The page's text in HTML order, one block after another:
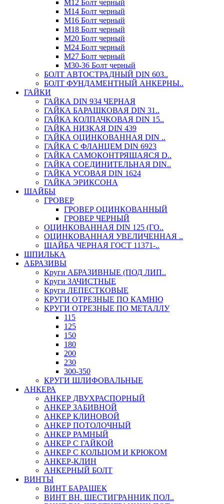
М12 Болт черный
М14 Болт черный
М16 Болт черный
М18 Болт черный
М20 Болт черный
М24 Болт черный
М27 Болт черный
М30-36 Болт черный
БОЛТ АВТОСТРАДНЫЙ DIN 603..
БОЛТ ФУНДАМЕНТНЫЙ АНКЕРНЫ..
ГАЙКИ
ГАЙКА DIN 934 ЧЕРНАЯ
ГАЙКА БАРАШКОВАЯ DIN 31..
ГАЙКА КОЛПАЧКОВАЯ DIN 15..
ГАЙКА НИЗКАЯ DIN 439
ГАЙКА ОЦИНКОВАННАЯ DIN ..
ГАЙКА С ФЛАНЦЕМ DIN 6923
ГАЙКА САМОКОНТРЯЩАЯСЯ D..
ГАЙКА СОЕДИНИТЕЛЬНАЯ DIN..
ГАЙКА УСОВАЯ DIN 1624
ГАЙКА ЭРИКСОНА
ШАЙБЫ
ГРОВЕР
ГРОВЕР ОЦИНКОВАННЫЙ
ГРОВЕР ЧЕРНЫЙ
ОЦИНКОВАННАЯ DIN 125 (ГО..
ОЦИНКОВАННАЯ УВЕЛИЧЕННАЯ ..
ШАЙБА ЧЕРНАЯ ГОСТ 11371-..
ШПИЛЬКА
АБРАЗИВЫ
Круги АБРАЗИВНЫЕ (ПОД ЛИП..
Круги ЗАЧИСТНЫЕ
Круги ЛЕПЕСТКОВЫЕ
КРУГИ ОТРЕЗНЫЕ ПО КАМНЮ
КРУГИ ОТРЕЗНЫЕ ПО МЕТАЛЛУ
115
125
150
180
200
230
300-350
КРУГИ ШЛИФОВАЛЬНЫЕ
АНКЕРА
АНКЕР ДВУХРАСПОРНЫЙ
АНКЕР ЗАБИВНОЙ
АНКЕР КЛИНОВОЙ
АНКЕР ПОТОЛОЧНЫЙ
АНКЕР РАМНЫЙ
АНКЕР С ГАЙКОЙ
АНКЕР С КОЛЬЦОМ И КРЮКОМ
АНКЕР-КЛИН
АНКЕРНЫЙ БОЛТ
ВИНТЫ
ВИНТ БАРАШЕК
ВИНТ ВН. ШЕСТИГРАННИК ПОЛ..